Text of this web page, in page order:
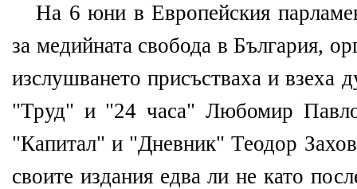
На 6 юни в Европейския
за медийната свобода в България,
изслушването присъстваха и взеха
"Труд" и "24 часа" Любомир
"Капитал" и "Дневник" Теодор
своите издания едва ли не като